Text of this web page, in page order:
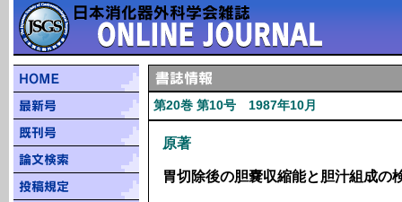
第20巻 第10号 1987年10月
原著
胃切除後の胆嚢収縮能と胆汁組成の